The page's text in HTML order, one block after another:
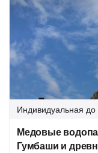
Индивидуальная до
Медовые
Гумбаши и